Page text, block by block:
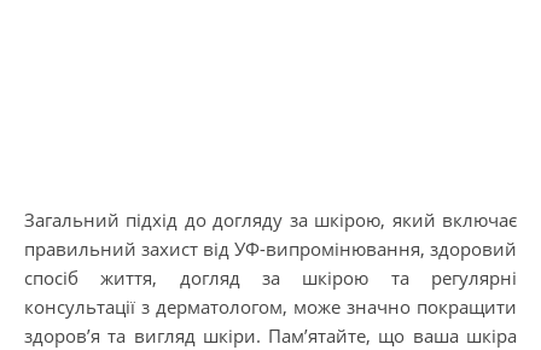
Загальний підхід до догляду за шкірою, який включає
правильний захист від УФ-випромінювання, здоровий
спосіб життя, догляд за шкірою та регулярні
консультації з дерматологом, може значно покращити
здоров’я та вигляд шкіри. Пам’ятайте, що ваша шкіра